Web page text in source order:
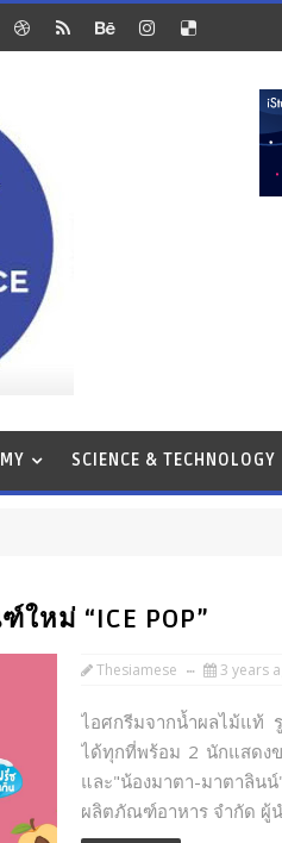
SCIENCE & TECHNOLOGY
หม่ “ICE POP”
Thesiamese 3 years
ไอศกรีมจากน้ำผลไม้แท้
ได้ทุกที่พร้อม 2 นักแสดง
และ"น้องมาตา-มาตา
ผลิตภัณฑ์อาหาร จำกัด ผู้